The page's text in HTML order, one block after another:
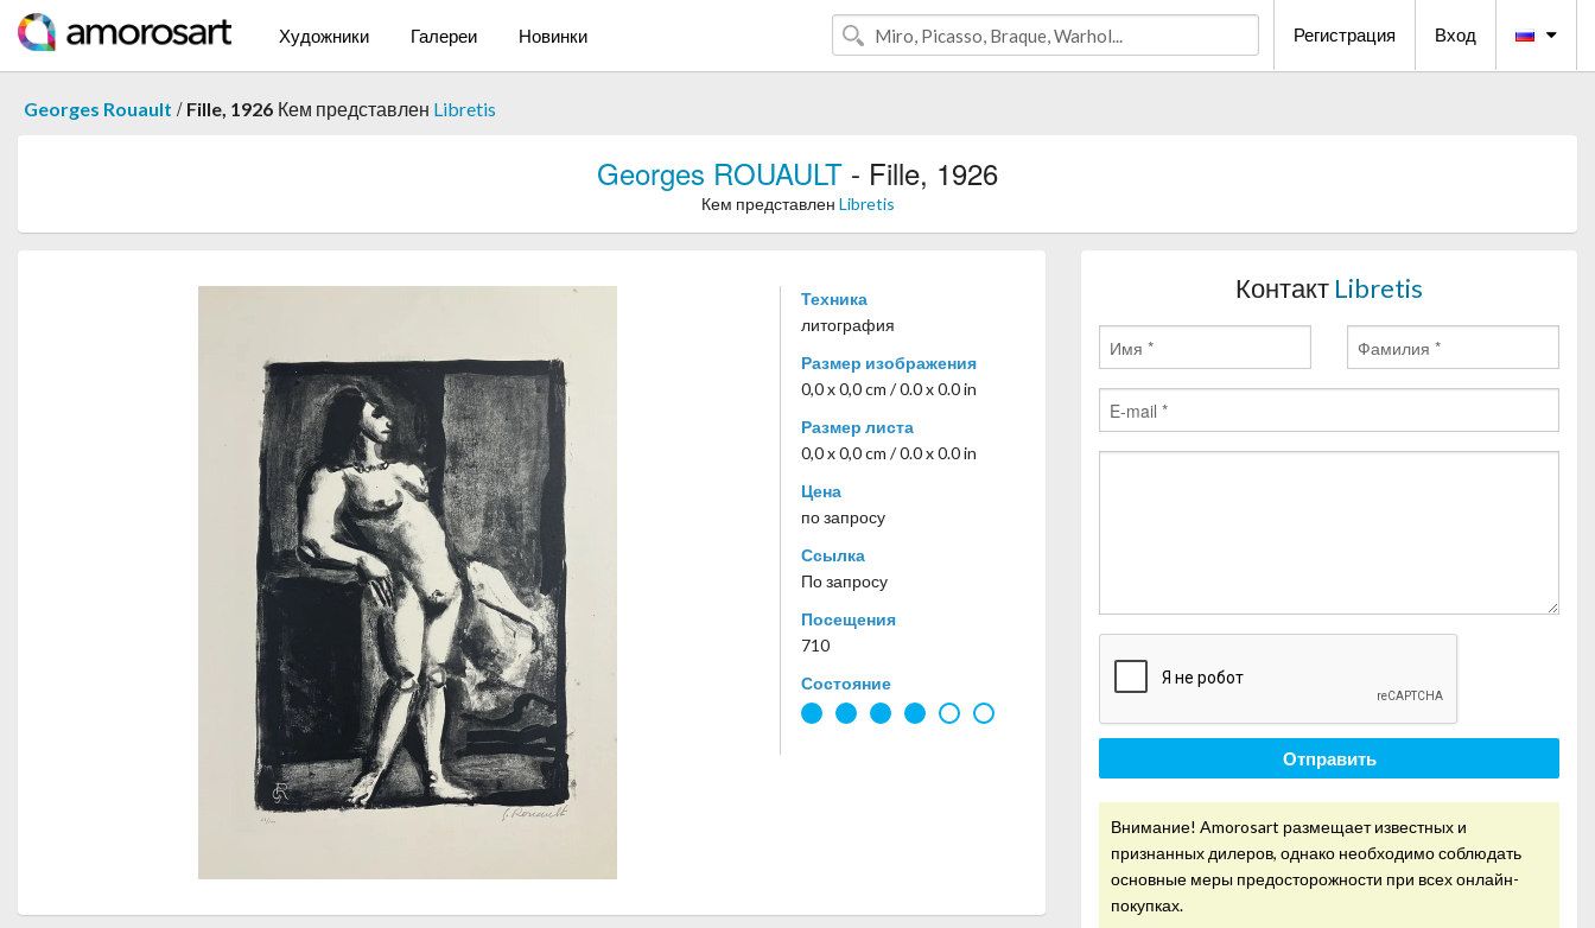
Художники Галереи Новинки Регистрация Вход
Georges Rouault / Fille, 1926 Кем представлен Libretis
Georges ROUAULT - Fille, 1926
Кем представлен Libretis
Техника
литография
Размер изображения
0,0 x 0,0 cm / 0.0 x 0.0 in
Размер листа
0,0 x 0,0 cm / 0.0 x 0.0 in
Цена
по запросу
Ссылка
По запросу
Посещения
710
Состояние
Контакт Libretis
Отправить
Внимание! Amorosart размещает известных и
признанных дилеров, однако необходимо соблюдать
основные меры предосторожности при всех онлайн-
покупках.